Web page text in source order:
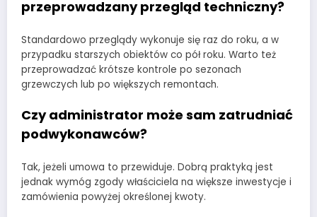
przeprowadzany przegląd techniczny?
Standardowo przeglądy wykonuje się raz do roku, a w
przypadku starszych obiektów co pół roku. Warto też
przeprowadzać krótsze kontrole po sezonach
grzewczych lub po większych remontach.
Czy administrator może sam zatrudniać
podwykonawców?
Tak, jeżeli umowa to przewiduje. Dobrą praktyką jest
jednak wymóg zgody właściciela na większe inwestycje i
zamówienia powyżej określonej kwoty.